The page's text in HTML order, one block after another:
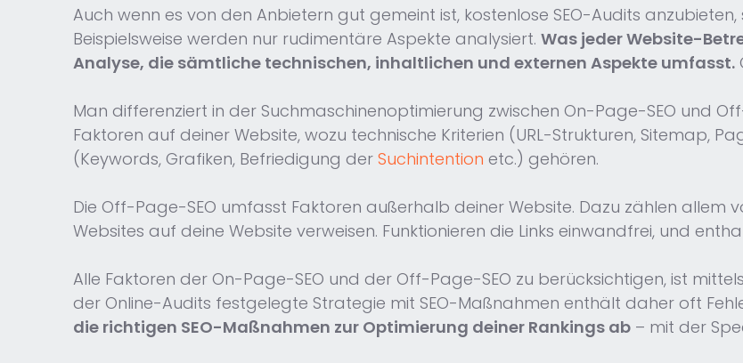
Auch wenn es von den Anbietern gut gemeint ist, kostenlose SEO-Audits
Beispielsweise werden nur rudimentäre Aspekte analysiert. Was jeder Website-
Analyse, die sämtliche technischen, inhaltlichen und externen Aspekte umfasst.
Man differenziert in der Suchmaschinenoptimierung zwischen On-Page-SEO und
Faktoren auf deiner Website, wozu technische Kriterien (URL-Strukturen, Sitemap,
(Keywords, Grafiken, Befriedigung der Suchintention etc.) gehören.
Die Off-Page-SEO umfasst Faktoren außerhalb deiner Website. Dazu zählen allem
Websites auf deine Website verweisen. Funktionieren die Links einwandfrei, und
Alle Faktoren der On-Page-SEO und der Off-Page-SEO zu berücksichtigen, ist
der Online-Audits festgelegte Strategie mit SEO-Maßnahmen enthält daher oft
die richtigen SEO-Maßnahmen zur Optimierung deiner Rankings ab – mit der